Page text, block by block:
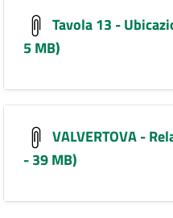
Tavola 13 -
5 MB)
VALVERTOVA -
- 39 MB)